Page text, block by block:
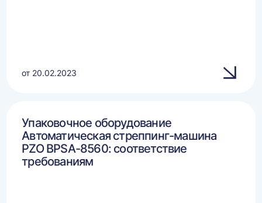
от 20.02.2023
Упаковочное оборудование
Автоматическая стреппинг-машина
PZO BPSA-8560: соответствие
требованиям